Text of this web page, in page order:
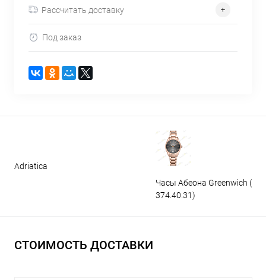
Рассчитать доставку
Под заказ
Adriatica
Часы Абеона Greenwich (GW
374.40.31)
СТОИМОСТЬ ДОСТАВКИ